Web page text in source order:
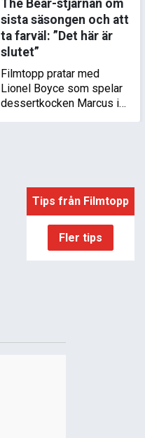
The Bear-stjärnan om
sista säsongen och att
ta farväl: ”Det här är
slutet”
Filmtopp pratar med
Lionel Boyce som spelar
dessertkocken Marcus i
Tips från Filmtopp
Fler tips